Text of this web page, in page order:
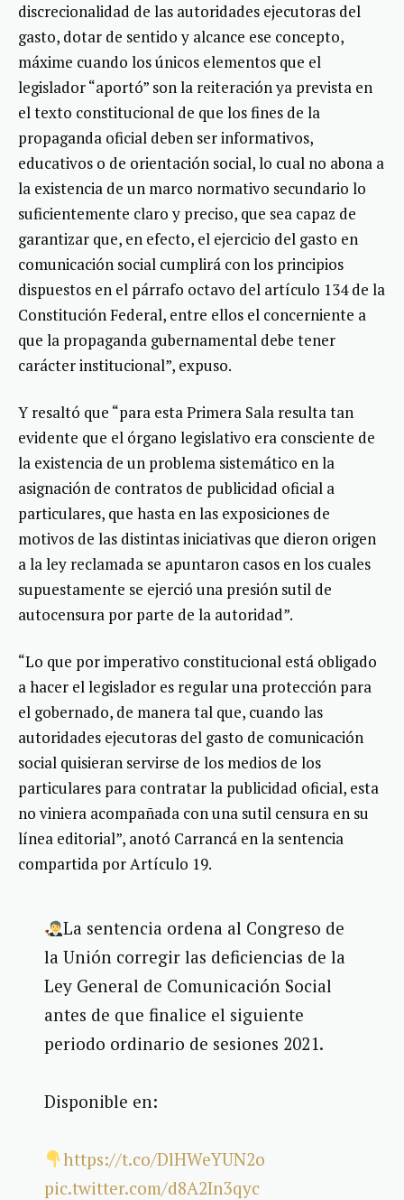
discrecionalidad de las autoridades ejecutoras del
gasto, dotar de sentido y alcance ese concepto,
máxime cuando los únicos elementos que el
legislador “aportó” son la reiteración ya prevista en
el texto constitucional de que los fines de la
propaganda oficial deben ser informativos,
educativos o de orientación social, lo cual no abona a
la existencia de un marco normativo secundario lo
suficientemente claro y preciso, que sea capaz de
garantizar que, en efecto, el ejercicio del gasto en
comunicación social cumplirá con los principios
dispuestos en el párrafo octavo del artículo 134 de la
Constitución Federal, entre ellos el concerniente a
que la propaganda gubernamental debe tener
carácter institucional”, expuso.
Y resaltó que “para esta Primera Sala resulta tan
evidente que el órgano legislativo era consciente de
la existencia de un problema sistemático en la
asignación de contratos de publicidad oficial a
particulares, que hasta en las exposiciones de
motivos de las distintas iniciativas que dieron origen
a la ley reclamada se apuntaron casos en los cuales
supuestamente se ejerció una presión sutil de
autocensura por parte de la autoridad”.
“Lo que por imperativo constitucional está obligado
a hacer el legislador es regular una protección para
el gobernado, de manera tal que, cuando las
autoridades ejecutoras del gasto de comunicación
social quisieran servirse de los medios de los
particulares para contratar la publicidad oficial, esta
no viniera acompañada con una sutil censura en su
línea editorial”, anotó Carrancá en la sentencia
compartida por Artículo 19.
La sentencia ordena al Congreso de
la Unión corregir las deficiencias de la
Ley General de Comunicación Social
antes de que finalice el siguiente
periodo ordinario de sesiones 2021.
Disponible en:
https://t.co/DlHWeYUN2o
pic.twitter.com/d8A2In3qyc